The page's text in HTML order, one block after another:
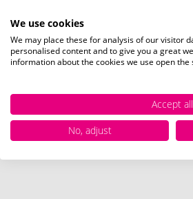
Spezifikation
We use cookies
We may place these for analysis of our visitor
personalised content and to give you a great
information about the cookies we use open the
Accept all
No, adjust